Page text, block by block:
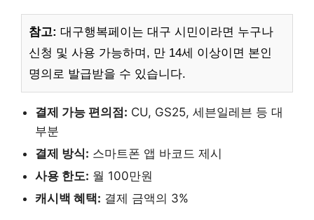
참고: 대구행복페이는 대구 시민이라면 누구나
신청 및 사용 가능하며, 만 14세 이상이면 본인
명의로 발급받을 수 있습니다.
결제 가능 편의점: CU, GS25, 세븐일레븐 등 대
부분
결제 방식: 스마트폰 앱 바코드 제시
사용 한도: 월 100만원
캐시백 혜택: 결제 금액의 3%